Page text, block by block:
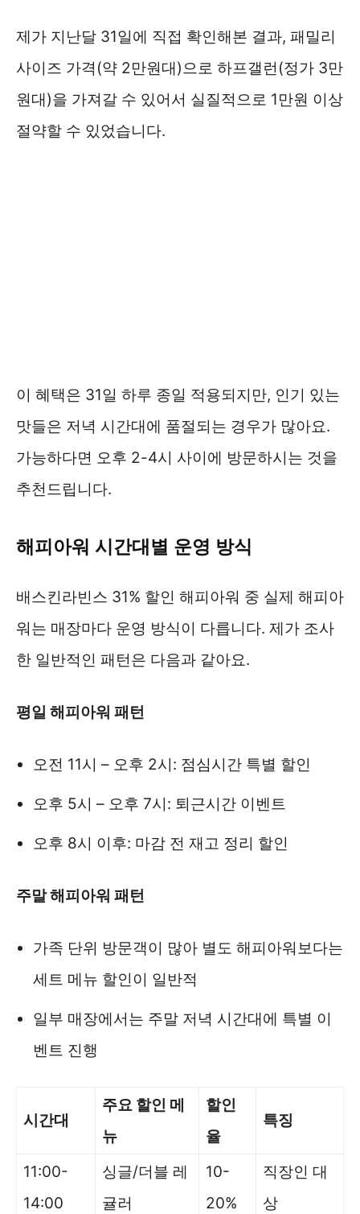
제가 지난달 31일에 직접 확인해본 결과, 패밀리
사이즈 가격(약 2만원대)으로 하프갤런(정가 3만
원대)을 가져갈 수 있어서 실질적으로 1만원 이상
절약할 수 있었습니다.
이 혜택은 31일 하루 종일 적용되지만, 인기 있는
맛들은 저녁 시간대에 품절되는 경우가 많아요.
가능하다면 오후 2-4시 사이에 방문하시는 것을
추천드립니다.
해피아워 시간대별 운영 방식
배스킨라빈스 31% 할인 해피아워 중 실제 해피아
워는 매장마다 운영 방식이 다릅니다. 제가 조사
한 일반적인 패턴은 다음과 같아요.
평일 해피아워 패턴
오전 11시 – 오후 2시: 점심시간 특별 할인
오후 5시 – 오후 7시: 퇴근시간 이벤트
오후 8시 이후: 마감 전 재고 정리 할인
주말 해피아워 패턴
가족 단위 방문객이 많아 별도 해피아워보다는
세트 메뉴 할인이 일반적
일부 매장에서는 주말 저녁 시간대에 특별 이
벤트 진행
시간대
주요 할인 메
뉴
할인
율
특징
11:00-
14:00
싱글/더블 레
귤러
10-
20%
직장인 대
상